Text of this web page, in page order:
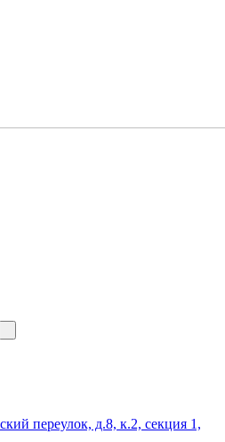
переулок, д.8, к.2, секция 1,